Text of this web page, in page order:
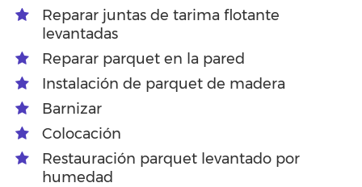
Reparar juntas de tarima flotante
levantadas
Reparar parquet en la pared
Instalación de parquet de madera
Barnizar
Colocación
Restauración parquet levantado por
humedad